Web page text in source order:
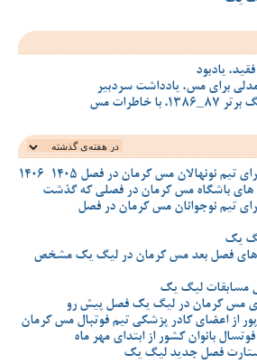
یادبود
برای مس، یادداشت سردبیر
خاطرات مس
نونهالان مس کرمان در فصل 1405-1406
های باشگاه مس کرمان در فصلی که گذشت
تیم نوجوانان مس کرمان در فصل
های فصل بعد مس کرمان در لیگ یک مشخص
مسابقات لیگ یک
مس کرمان در لیگ یک فصل پیش رو
از اعضای کادر پزشکی تیم فوتبال مس کرمان
بانوان کشور از ابتدای مهر ماه
فصل جدید لیگ یک